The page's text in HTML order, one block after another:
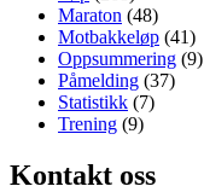
Maraton (48)
Motbakkeløp (41)
Oppsummering (9)
Påmelding (37)
Statistikk (7)
Trening (9)
Kontakt oss